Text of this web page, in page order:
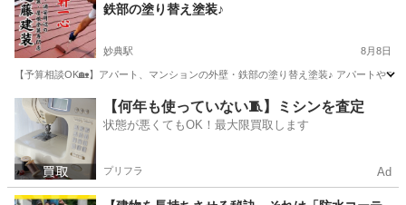
鉄部の塗り替え塗装♪
妙典駅 8月8日
【予算相談OK🏡】アパート、マンションの外壁・鉄部の塗り替え塗装♪ アパートや
千葉 市川市 妙典駅 リフォーム 外壁
【何年も使っていない🧵】ミシンを査定
状態が悪くてもOK！最大限買取します
プリフラ Ad